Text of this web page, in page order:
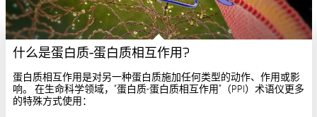
什么是蛋白质-蛋白质相互作用?
蛋白质相互作用是对另一种蛋白质施加任何类型的动作、作用或影
响。 在生命科学领域，“蛋白质-蛋白质相互作用”（PPI）术语仪更多
的特殊方式使用：